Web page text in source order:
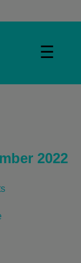
☰
2022